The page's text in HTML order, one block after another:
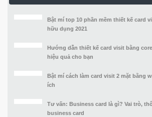
Bật mí top 10 phần mềm thiết kế card
hữu dụng 2021
Hướng dẫn thiết kế card visit bằng
hiệu quả cho bạn
Bật mí cách làm card visit 2 mặt bằng
ích
Tư vấn: Business card là gì? Vai trò,
business card